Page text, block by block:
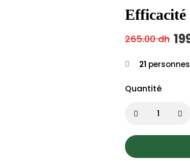
Efficacité
265.00dh
21
Quantité